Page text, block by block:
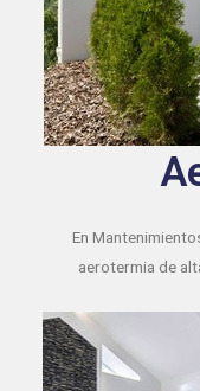
En
aerotermia de